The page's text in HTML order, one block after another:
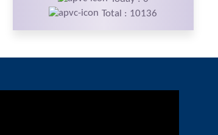
Total : 10136